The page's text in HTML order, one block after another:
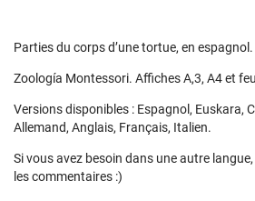
Parties du corps d’une tortue, en espagnol.
Zoología Montessori. Affiches A,3, A4 et
Versions disponibles : Espagnol, Euskara,
Allemand, Anglais, Français, Italien.
Si vous avez besoin dans une autre
les commentaires :)